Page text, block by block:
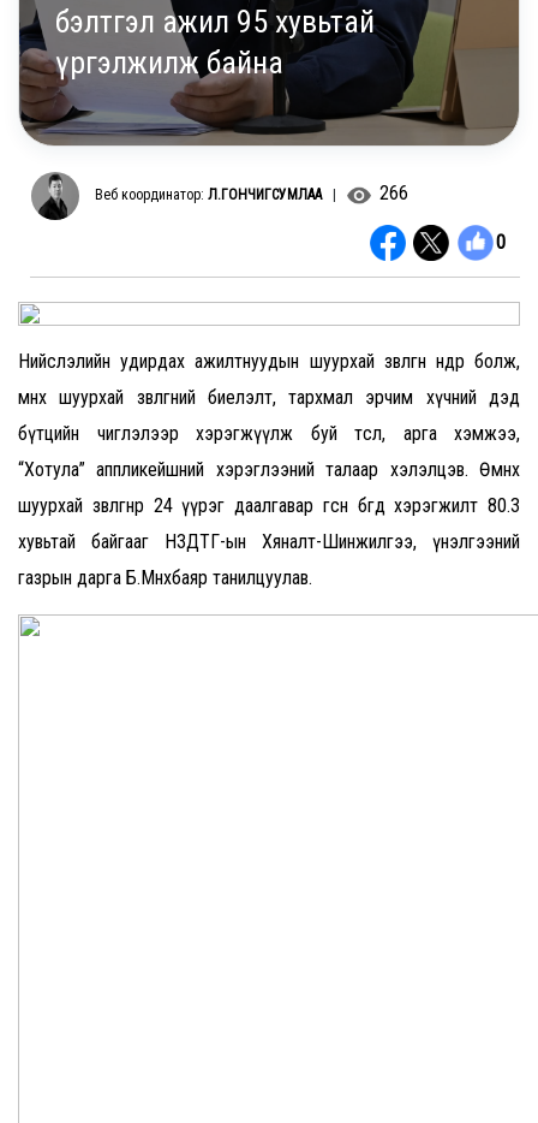
бэлтгэл ажил 95 хувьтай
үргэлжилж байна
Веб координатор: Л.ГОНЧИГСУМЛАА| 266
0
Нийслэлийн удирдах ажилтнуудын шуурхай зөвлөгөөн өнөөдөр болж,
өмнөх шуурхай зөвлөгөөний биелэлт, тархмал эрчим хүчний дэд
бүтцийн чиглэлээр хэрэгжүүлж буй төсөл, арга хэмжээ,
“Хотула” аппликейшний хэрэглээний талаар хэлэлцэв. Өмнөх
шуурхай зөвлөгөөнөөр 24 үүрэг даалгавар өгсөн бөгөөд хэрэгжилт 80.3
хувьтай байгааг НЗДТГ-ын Хяналт-Шинжилгээ, үнэлгээний
газрын дарга Б.Мөнхбаяр танилцуулав.